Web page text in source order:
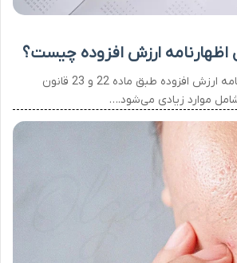
اظهارنامه ارزش افزوده چیست؟
جرایم عدم ارسال اظهارنامه ارزش افزوده طبق ماده 22 و 23 قانون
موارد زیادی می‌شود.…